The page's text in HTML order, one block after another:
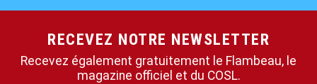
RECEVEZ NOTRE NEWSLETTER
Recevez également gratuitement le Flambeau, le
magazine officiel et du COSL.